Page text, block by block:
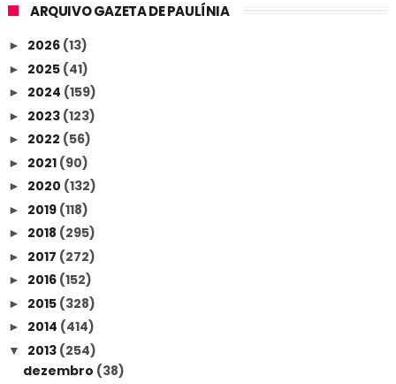
ARQUIVO GAZETA DE PAULÍNIA
► 2026 (13)
► 2025 (41)
► 2024 (159)
► 2023 (123)
► 2022 (56)
► 2021 (90)
► 2020 (132)
► 2019 (118)
► 2018 (295)
► 2017 (272)
► 2016 (152)
► 2015 (328)
► 2014 (414)
▼ 2013 (254)
dezembro (38)